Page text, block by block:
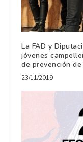
La FAD y
jóvenes
de prevención
23/11/2019